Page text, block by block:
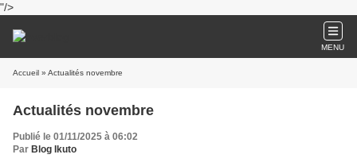
"/>
MENU
Accueil » Actualités novembre
Actualités novembre
Publié le 01/11/2025 à 06:02
Par Blog Ikuto